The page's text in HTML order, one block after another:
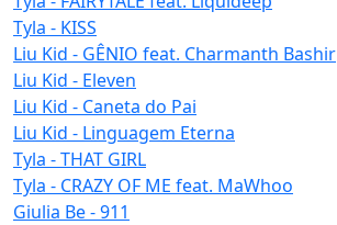
Tyla - KISS
Liu Kid - GÊNIO feat. Charmanth Bashir
Liu Kid - Eleven
Liu Kid - Caneta do Pai
Liu Kid - Linguagem Eterna
Tyla - THAT GIRL
Tyla - CRAZY OF ME feat. MaWhoo
Giulia Be - 911